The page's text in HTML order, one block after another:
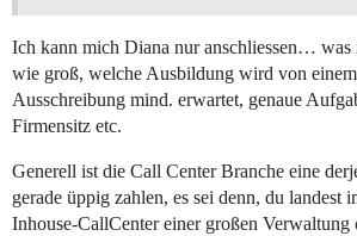
Ich kann mich Diana nur anschliessen… was
wie groß, welche Ausbildung wird von
Ausschreibung mind. erwartet, genaue
Firmensitz etc.
Generell ist die Call Center Branche eine
gerade üppig zahlen, es sei denn, du landest
Inhouse-CallCenter einer großen Verwaltung